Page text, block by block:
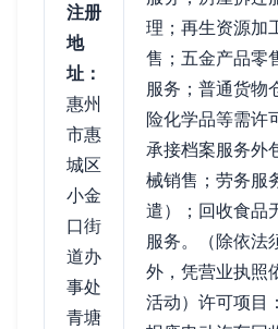
注册
地
址：
惠州
市惠
城区
小金
口街
道办
事处
青塘
理；再生资源加
售；五金产品零
服务；普通货物
险化学品等需许
承接档案服务外
械销售；劳务服
遣）；回收食品
服务。（除依法
外，凭营业执照
活动）许可项目